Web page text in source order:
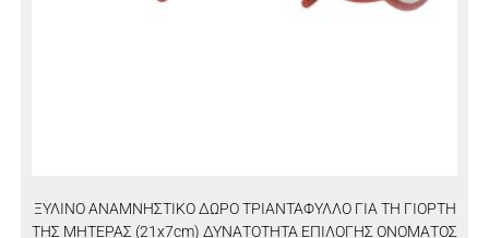
ΞΥΛΙΝΟ ΑΝΑΜΝΗΣΤΙΚΟ ΔΩΡΟ ΤΡΙΑΝΤΑΦΥΛΛΟ ΓΙΑ ΤΗ ΓΙΟΡΤΗ
ΤΗΣ ΜΗΤΕΡΑΣ (21x7cm) ΔΥΝΑΤΟΤΗΤΑ ΕΠΙΛΟΓΗΣ ΟΝΟΜΑΤΟΣ